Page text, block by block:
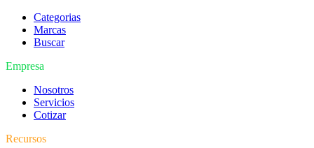
Categorias
Marcas
Buscar
Empresa
Nosotros
Servicios
Cotizar
Recursos